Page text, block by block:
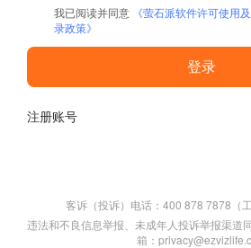
我已阅读并同意 《萤石派软件许可使用
录政策》
登录
注册账号
客诉（投诉）电话：400 878 7878（
违法和不良信息举报、未成年人投诉举报渠道
箱：